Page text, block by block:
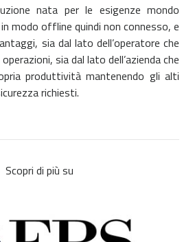
nata per le esigenze mondo
modo offline quindi non connesso, e
sia dal lato dell’operatore che
sia dal lato dell’azienda che
produttività mantenendo gli alti
richiesti.
Scopri di più su